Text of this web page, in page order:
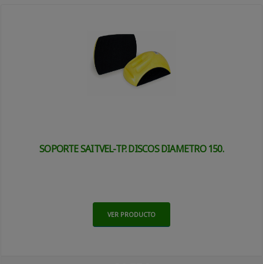
SOPORTE SAITVEL-TP. DISCOS DIAMETRO 150.
VER PRODUCTO